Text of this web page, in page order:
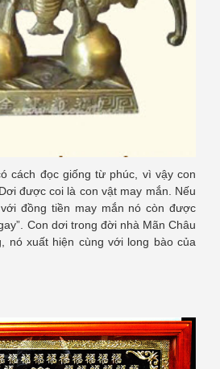
cách đọc giống từ phúc, vì vậy con
được coi là con vật may mắn. Nếu
đồng tiền may mắn nó còn được
Con dơi trong đời nhà Mãn Châu
nó xuất hiện cùng với long bào của